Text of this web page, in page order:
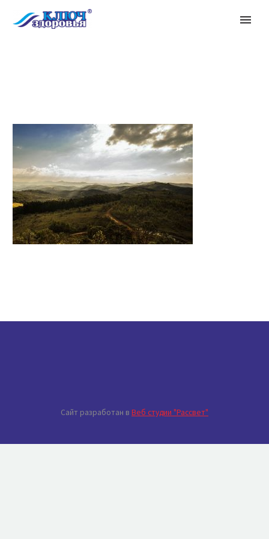
Сайт разработан в Веб студии "Рассвет"